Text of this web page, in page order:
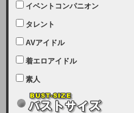
ー様にはご迷惑をおかけしますがご
理解いただけます様、宜しくお願い
致します。
2025-07-05 (土)
【サーバーメンテナンス完了のお知
本日、サーバーメンテナンスのため
ユーザー様には大変ご迷惑をおかけ
イベントコンパニオン
タレント
AVアイドル
着エロアイドル
素人